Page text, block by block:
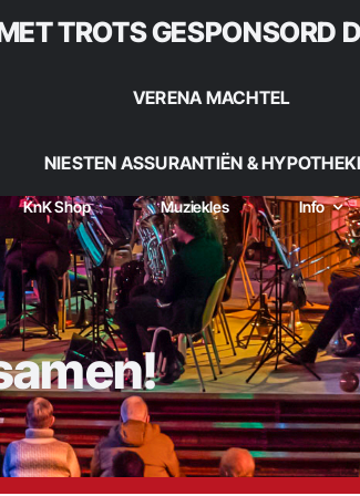
TROTS GESPONSORD
VERENA MACHTEL
NIESTEN ASSURANTIËN &
KnK Shop Muziekles Info
Goorn | Sinds 1922